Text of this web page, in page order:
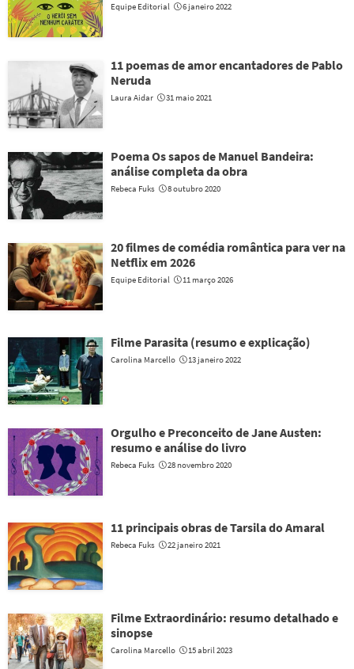
Equipe Editorial 6 janeiro 2022
11 poemas de amor encantadores de Pablo
Neruda
Laura Aidar 31 maio 2021
Poema Os sapos de Manuel Bandeira:
análise completa da obra
Rebeca Fuks 8 outubro 2020
20 filmes de comédia romântica para ver na
Netflix em 2026
Equipe Editorial 11 março 2026
Filme Parasita (resumo e explicação)
Carolina Marcello 13 janeiro 2022
Orgulho e Preconceito de Jane Austen:
resumo e análise do livro
Rebeca Fuks 28 novembro 2020
11 principais obras de Tarsila do Amaral
Rebeca Fuks 22 janeiro 2021
Filme Extraordinário: resumo detalhado e
sinopse
Carolina Marcello 15 abril 2023